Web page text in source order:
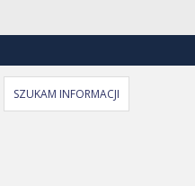
SZUKAM INFORMACJI